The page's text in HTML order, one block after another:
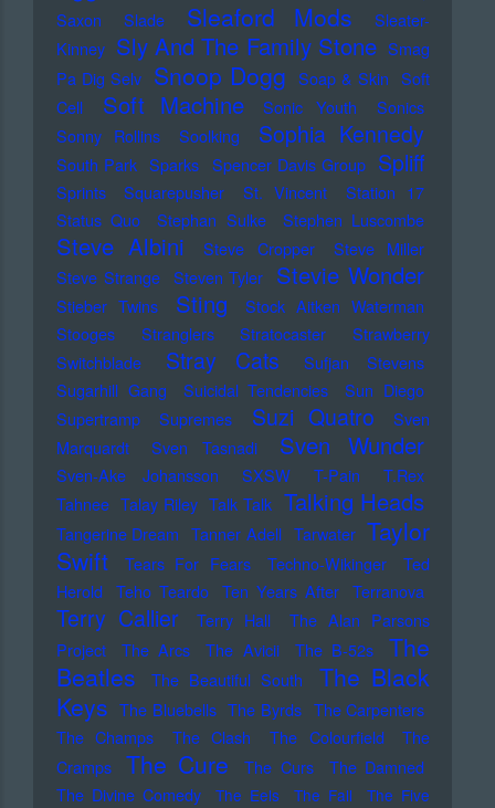
Saxon
Slade Sleaford Mods
Sleater-
Kinney Sly And The Family Stone Smag
Pa Dig Selv Snoop Dogg Soap & Skin Soft
Cell
Soft Machine Sonic Youth
Sonics
Sonny Rollins
Soolking Sophia Kennedy
South Park Sparks Spencer Davis Group Spliff
Sprints Squarepusher St. Vincent
Station 17
Status Quo
Stephan Sulke Stephen Luscombe
Steve Albini Steve Cropper
Steve Miller
Steve Strange Steven Tyler Stevie Wonder
Stieber Twins Sting
Stock Aitken Waterman
Stooges
Stranglers Stratocaster
Strawberry
Switchblade
Stray Cats
Sufjan Stevens
Sugarhill Gang
Suicidal Tendencies
Sun Diego
Supertramp
Supremes Suzi Quatro
Sven
Marquardt
Sven Tasnadi Sven Wunder
Sven-Ake Johansson SXSW T-Pain
T.Rex
Tahnee Talay Riley Talk Talk Talking Heads
Tangerine Dream Tanner Adell Tarwater Taylor
Swift
Tears For Fears Techno-Wikinger
Ted
Herold
Teho Teardo Ten Years After Terranova
Terry Callier Terry Hall
The Alan Parsons
Project
The Arcs The Avicii The B-52s
The
Beatles
The Beautiful South
The Black
Keys The Bluebells The Byrds The Carpenters
The Champs
The Clash The Colourfield
The
Cramps
The Cure The Curs
The Damned
The Divine Comedy
The Eels The Fall
The Five